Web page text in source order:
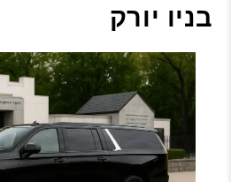
בניו יורק